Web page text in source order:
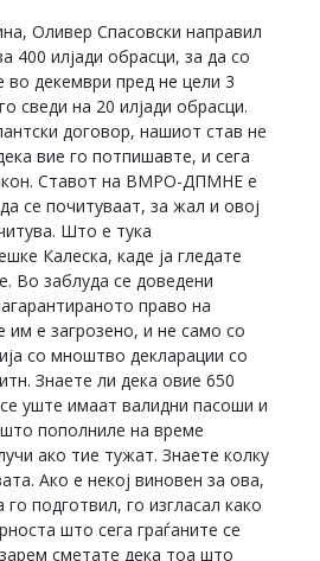
Оливер Спасовски направил
400 илјади обрасци, за да со
декември пред не цели 3
сведи на 20 илјади обрасци.
договор, нашиот став не
вие го потпишавте, и сега
Ставот на ВМРО-ДПМНЕ е
се почитуваат, за жал и овој
Што е тука
Калеска, каде ја гледате
Во заблуда се доведени
право на
е загрозено, и не само со
со мноштво декларации со
Знаете ли дека овие 650
уште имаат валидни пасоши и
пополниле на време
ако тие тужат. Знаете колку
Ако е некој виновен за ова,
го подготвил, го изгласал како
што сега граѓаните се
сметате дека тоа што